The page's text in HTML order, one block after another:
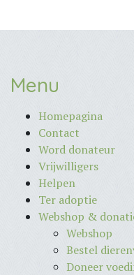
Menu
Homepagina
Contact
Word donateur
Vrijwilligers
Helpen
Ter adoptie
Webshop &
Webshop
Bestel
Doneer